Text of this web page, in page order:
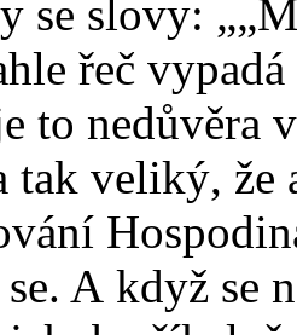
se slovy:
řeč
to nedůvěra
tak veliký, že
A když se